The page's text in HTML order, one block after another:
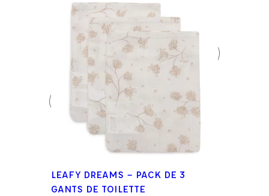
LEAFY DREAMS – PACK DE 3
GANTS DE TOILETTE